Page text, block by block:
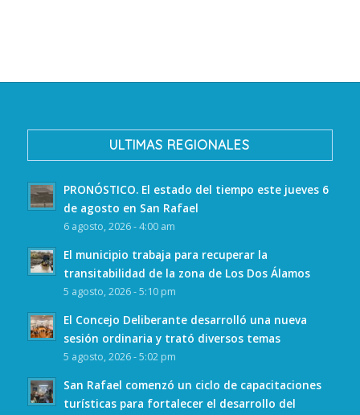
ULTIMAS REGIONALES
PRONÓSTICO. El estado del tiempo este jueves 6
de agosto en San Rafael
6 agosto, 2026 - 4:00 am
El municipio trabaja para recuperar la
transitabilidad de la zona de Los Dos Álamos
5 agosto, 2026 - 5:10 pm
El Concejo Deliberante desarrolló una nueva
sesión ordinaria y trató diversos temas
5 agosto, 2026 - 5:02 pm
San Rafael comenzó un ciclo de capacitaciones
turísticas para fortalecer el desarrollo del